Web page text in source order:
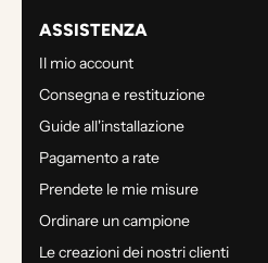
ASSISTENZA
Il mio account
Consegna e restituzione
Guide all'installazione
Pagamento a rate
Prendete le mie misure
Ordinare un campione
Le creazioni dei nostri clienti